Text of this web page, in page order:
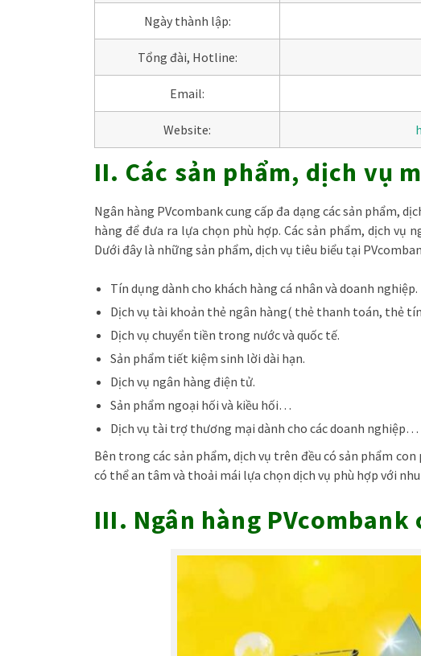
Ngày thành lập:
Tổng đài, Hotline:
Email:
Website:
II. Các sản phẩm, dịch vụ
Ngân hàng PVcombank cung cấp đa dạng các sản phẩm,
hàng để đưa ra lựa chọn phù hợp. Các sản phẩm, dịch vụ
Dưới đây là những sản phẩm, dịch vụ tiêu biểu tại
Tín dụng dành cho khách hàng cá nhân và doanh nghiệp.
Dịch vụ tài khoản thẻ ngân hàng( thẻ thanh toán, thẻ
Dịch vụ chuyển tiền trong nước và quốc tế.
Sản phẩm tiết kiệm sinh lời dài hạn.
Dịch vụ ngân hàng điện tử.
Sản phẩm ngoại hối và kiều hối…
Dịch vụ tài trợ thương mại dành cho các doanh nghiệp…
Bên trong các sản phẩm, dịch vụ trên đều có sản phẩm
có thể an tâm và thoải mái lựa chọn dịch vụ phù hợp với
III. Ngân hàng